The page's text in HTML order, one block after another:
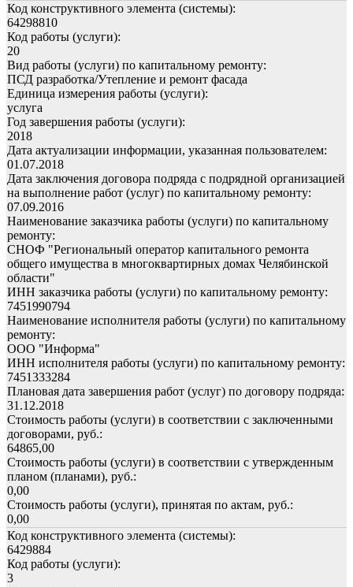
Код конструктивного элемента (системы):
64298810
Код работы (услуги):
20
Вид работы (услуги) по капитальному ремонту:
ПСД разработка/Утепление и ремонт фасада
Единица измерения работы (услуги):
услуга
Год завершения работы (услуги):
2018
Дата актуализации информации, указанная пользователем:
01.07.2018
Дата заключения договора подряда с подрядной организацией
на выполнение работ (услуг) по капитальному ремонту:
07.09.2016
Наименование заказчика работы (услуги) по капитальному
ремонту:
СНОФ "Региональный оператор капитального ремонта
общего имущества в многоквартирных домах Челябинской
области"
ИНН заказчика работы (услуги) по капитальному ремонту:
7451990794
Наименование исполнителя работы (услуги) по капитальному
ремонту:
ООО "Информа"
ИНН исполнителя работы (услуги) по капитальному ремонту:
7451333284
Плановая дата завершения работ (услуг) по договору подряда:
31.12.2018
Стоимость работы (услуги) в соответствии с заключенными
договорами, руб.:
64865,00
Стоимость работы (услуги) в соответствии с утвержденным
планом (планами), руб.:
0,00
Стоимость работы (услуги), принятая по актам, руб.:
0,00
Код конструктивного элемента (системы):
6429884
Код работы (услуги):
3